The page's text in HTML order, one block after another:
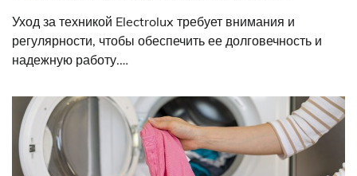
Уход за техникой Electrolux требует внимания и
регулярности, чтобы обеспечить ее долговечность и
надежную работу.…